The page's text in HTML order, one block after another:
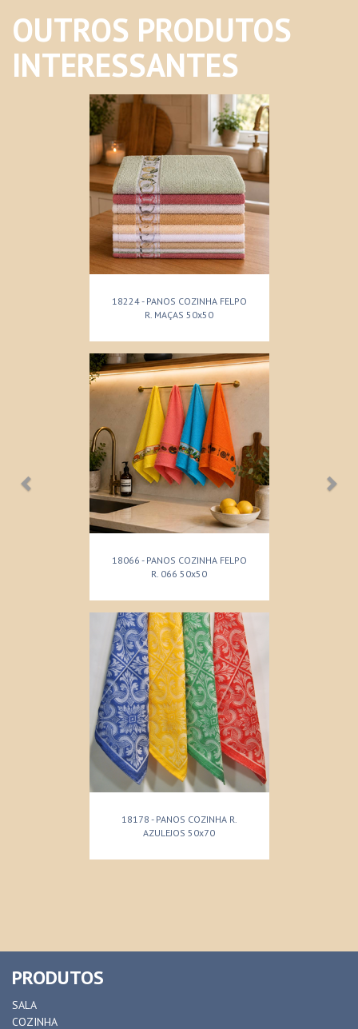
OUTROS PRODUTOS
INTERESSANTES
18224 - PANOS COZINHA FELPO
R. MAÇAS 50x50
18066 - PANOS COZINHA FELPO
R. 066 50x50
18178 - PANOS COZINHA R.
AZULEJOS 50x70
PRODUTOS
SALA
COZINHA